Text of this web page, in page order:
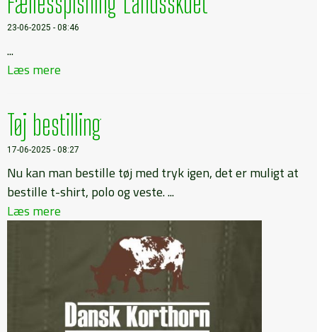
23-06-2025 - 08:46
...
Læs mere
Tøj bestilling
17-06-2025 - 08:27
Nu kan man bestille tøj med tryk igen, det er muligt at
bestille t-shirt, polo og veste. ...
Læs mere